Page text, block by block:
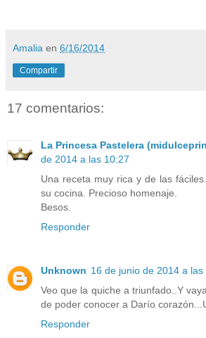
Amalia en 6/16/2014
Compartir
17 comentarios:
La Princesa Pastelera
de 2014 a las 10:27
Una receta muy rica y de las
su cocina. Precioso homenaje.
Besos.
Responder
Unknown 16 de junio de 2014 a las
Veo que la quiche a triunfado..Y
de poder conocer a Darío
Responder